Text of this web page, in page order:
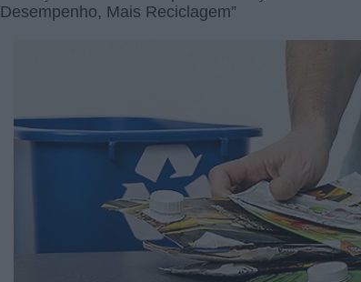
Desempenho, Mais Reciclagem”